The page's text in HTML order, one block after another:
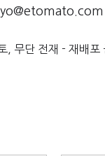
무단 전재 - 재배포